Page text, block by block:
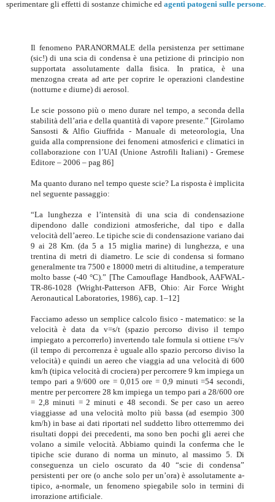
sperimentare gli effetti di sostanze chimiche ed agenti patogeni sulle persone
Il fenomeno PARANORMALE della persistenza per settimane
(sic!) di una scia di condensa è una petizione di principio non
supportata assolutamente dalla fisica. In pratica, è una
menzogna creata ad arte per coprire le operazioni clandestine
(notturne e diurne) di aerosol.
Le scie possono più o meno durare nel tempo, a seconda della
stabilità dell’aria e della quantità di vapore presente.” [Girolamo
Sansosti & Alfio Giuffrida - Manuale di meteorologia, Una
guida alla comprensione dei fenomeni atmosferici e climatici in
collaborazione con l’UAI (Unione Astrofili Italiani) - Gremese
Editore – 2006 – pag 86]
Ma quanto durano nel tempo queste scie? La risposta è implicita
nel seguente passaggio:
“La lunghezza e l’intensità di una scia di condensazione
dipendono dalle condizioni atmosferiche, dal tipo e dalla
velocità dell’aereo. Le tipiche scie di condensazione variano dai
9 ai 28 Km. (da 5 a 15 miglia marine) di lunghezza, e una
trentina di metri di diametro. Le scie di condensa si formano
generalmente tra 7500 e 18000 metri di altitudine, a temperature
molto basse (-40 °C).” [The Camouflage Handbook, AAFWAL-
TR-86-1028 (Wright-Patterson AFB, Ohio: Air Force Wright
Aeronautical Laboratories, 1986), cap. 1–12]
Facciamo adesso un semplice calcolo fisico - matematico: se la
velocità è data da v=s/t (spazio percorso diviso il tempo
impiegato a percorrerlo) invertendo tale formula si ottiene t=s/v
(il tempo di percorrenza è uguale allo spazio percorso diviso la
velocità) e quindi un aereo che viaggia ad una velocità di 600
km/h (tipica velocità di crociera) per percorrere 9 km impiega un
tempo pari a 9/600 ore = 0,015 ore = 0,9 minuti =54 secondi,
mentre per percorrere 28 km impiega un tempo pari a 28/600 ore
= 2,8 minuti = 2 minuti e 48 secondi. Se per caso un aereo
viaggiasse ad una velocità molto più bassa (ad esempio 300
km/h) in base ai dati riportati nel suddetto libro otterremmo dei
risultati doppi dei precedenti, ma sono ben pochi gli aerei che
volano a simile velocità. Abbiamo quindi la conferma che le
tipiche scie durano di norma un minuto, al massimo 5. Di
conseguenza un cielo oscurato da 40 “scie di condensa”
persistenti per ore (o anche solo per un’ora) è assolutamente a-
tipico, a-normale, un fenomeno spiegabile solo in termini di
irrorazione artificiale.